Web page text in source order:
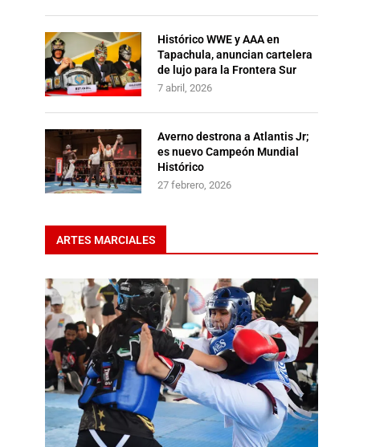
Histórico WWE y AAA en
Tapachula, anuncian cartelera
de lujo para la Frontera Sur
7 abril, 2026
Averno destrona a Atlantis Jr;
es nuevo Campeón Mundial
Histórico
27 febrero, 2026
ARTES MARCIALES